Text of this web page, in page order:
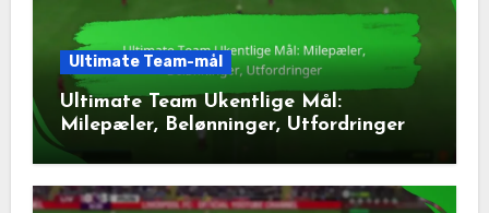
Ultimate Team-mål
Ultimate Team Ukentlige Mål:
Milepæler, Belønninger, Utfordringer